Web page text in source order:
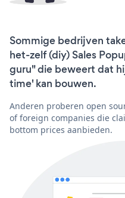
Sommige bedrijven
het-zelf (diy) Sales
guru" die beweert dat
time' kan bouwen.
Anderen proberen open
of foreign companies die
bottom prices aanbieden.